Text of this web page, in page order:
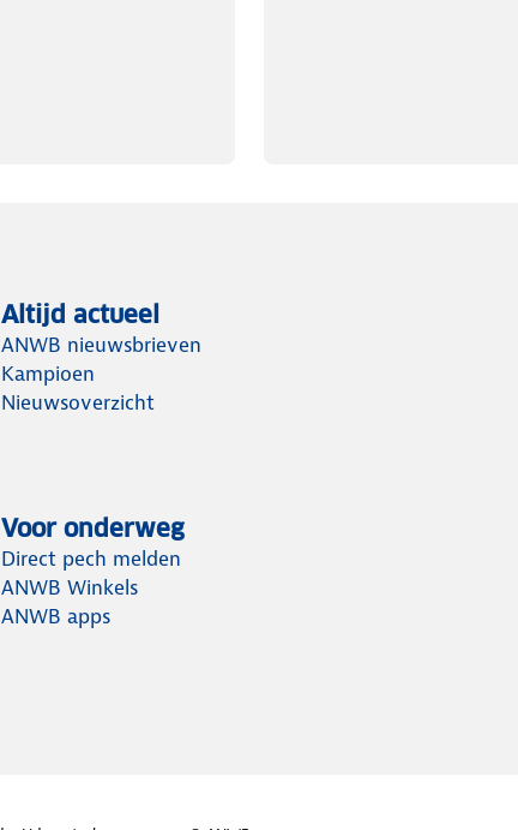
Altijd actueel
ANWB nieuwsbrieven
Kampioen
Nieuwsoverzicht
Voor onderweg
Direct pech melden
ANWB Winkels
ANWB apps